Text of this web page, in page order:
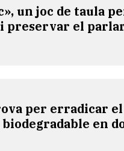
un joc de taula
preservar el
per erradicar
en